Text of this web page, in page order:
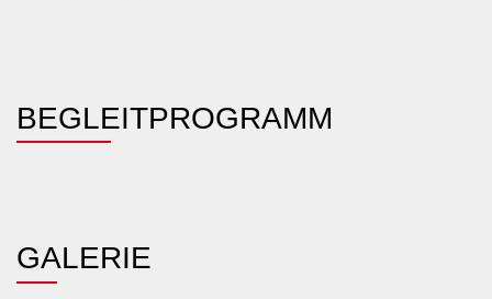
BEGLEITPROGRAMM
GALERIE